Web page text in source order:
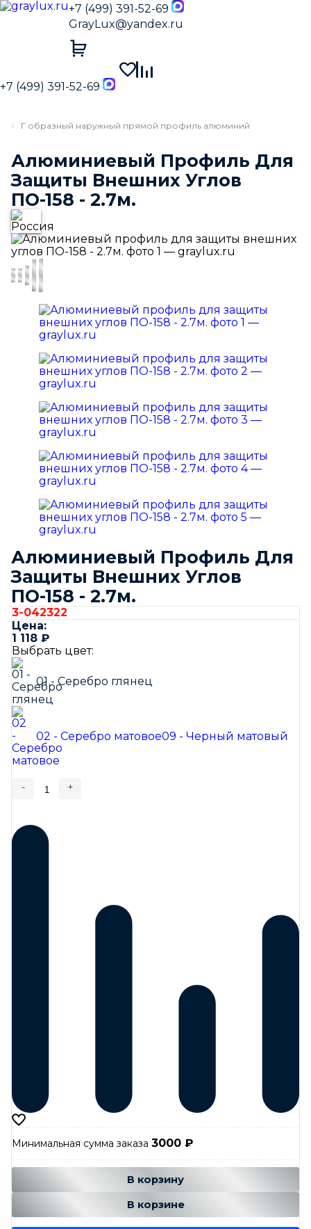
+7 (499) 391-52-69
GrayLux@yandex.ru
+7 (499) 391-52-69
Г образный наружный прямой профиль алюминий
Алюминиевый Профиль Для
Защиты Внешних Углов
ПО-158 - 2.7м.
Алюминиевый Профиль Для
Защиты Внешних Углов
ПО-158 - 2.7м.
3-042322
Цена:
1 118 ₽
Выбрать цвет:
01 - Серебро глянец
02 - Серебро матовое09 - Черный матовый
- +
Минимальная сумма заказа 3000 ₽
В корзину
В корзине